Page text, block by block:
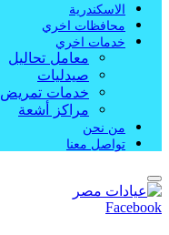
الاسكندرية
محافظات اخري
خدمات اخري
معامل تحاليل
صيدليات
خدمات تمريض
مراكز أشعة
من نحن
تواصل معنا
Facebook